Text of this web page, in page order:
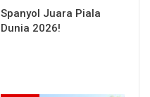
Spanyol Juara Piala
Dunia 2026!